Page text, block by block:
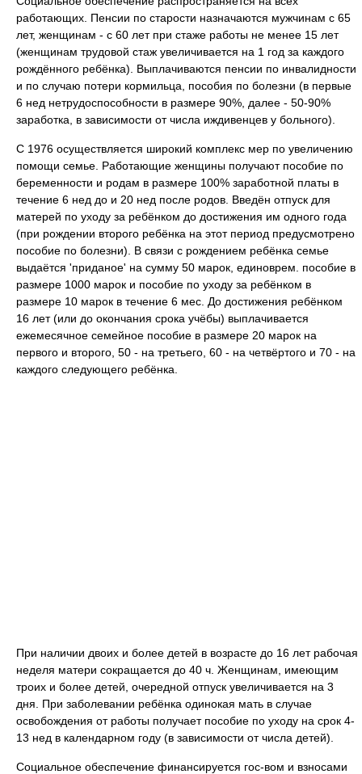
работающих. Пенсии по старости назначаются мужчинам с 65
лет, женщинам - с 60 лет при стаже работы не менее 15 лет
(женщинам трудовой стаж увеличивается на 1 год за каждого
рождённого ребёнка). Выплачиваются пенсии по инвалидности
и по случаю потери кормильца, пособия по болезни (в первые
6 нед нетрудоспособности в размере 90%, далее - 50-90%
заработка, в зависимости от числа иждивенцев у больного).
С 1976 осуществляется широкий комплекс мер по увеличению
помощи семье. Работающие женщины получают пособие по
беременности и родам в размере 100% заработной платы в
течение 6 нед до и 20 нед после родов. Введён отпуск для
матерей по уходу за ребёнком до достижения им одного года
(при рождении второго ребёнка на этот период предусмотрено
пособие по болезни). В связи с рождением ребёнка семье
выдаётся 'приданое' на сумму 50 марок, единоврем. пособие в
размере 1000 марок и пособие по уходу за ребёнком в
размере 10 марок в течение 6 мес. До достижения ребёнком
16 лет (или до окончания срока учёбы) выплачивается
ежемесячное семейное пособие в размере 20 марок на
первого и второго, 50 - на третьего, 60 - на четвёртого и 70 - на
каждого следующего ребёнка.
При наличии двоих и более детей в возрасте до 16 лет рабочая
неделя матери сокращается до 40 ч. Женщинам, имеющим
троих и более детей, очередной отпуск увеличивается на 3
дня. При заболевании ребёнка одинокая мать в случае
освобождения от работы получает пособие по уходу на срок 4-
13 нед в календарном году (в зависимости от числа детей).
Социальное обеспечение финансируется гос-вом и взносами